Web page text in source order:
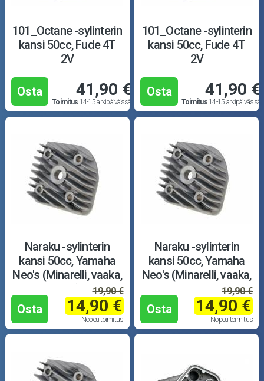
101_Octane -sylinterin
kansi 50cc, Fude 4T
2V
Osta 41,90 €
Toimitus 14-15 arkipäivässä
101_Octane -sylinterin
kansi 50cc, Fude 4T
2V
Osta 41,90 €
Toimitus14-15 arkipäivässä
Naraku -sylinterin
kansi 50cc, Yamaha
Neo's (Minarelli, vaaka,
Osta
19,90 €
14,90 €
Nopea toimitus
Naraku -sylinterin
kansi 50cc, Yamaha
Neo's (Minarelli, vaaka,
Osta
19,90 €
14,90 €
Nopea toimitus